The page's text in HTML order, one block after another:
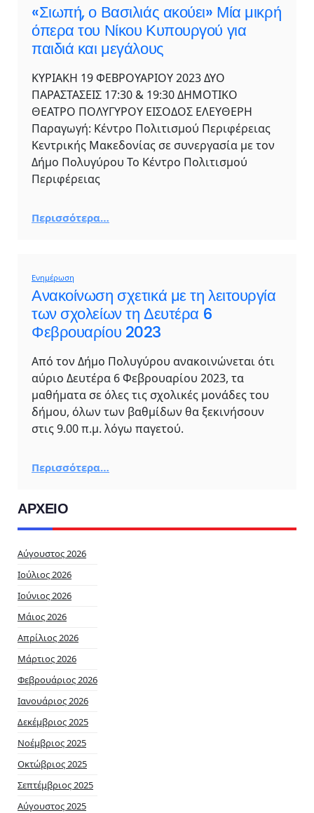
«Σιωπή, ο Βασιλιάς ακούει» Μία μικρή
όπερα του Νίκου Κυπουργού για
παιδιά και μεγάλους
ΚΥΡΙΑΚΗ 19 ΦΕΒΡΟΥΑΡΙΟΥ 2023 ΔΥΟ
ΠΑΡΑΣΤΑΣΕΙΣ 17:30 & 19:30 ΔΗΜΟΤΙΚΟ
ΘΕΑΤΡΟ ΠΟΛΥΓΥΡΟΥ ΕΙΣΟΔΟΣ ΕΛΕΥΘΕΡΗ
Παραγωγή: Κέντρο Πολιτισμού Περιφέρειας
Κεντρικής Μακεδονίας σε συνεργασία με τον
Δήμο Πολυγύρου Το Κέντρο Πολιτισμού
Περιφέρειας
Περισσότερα…
Ενημέρωση
Ανακοίνωση σχετικά με τη λειτουργία
των σχολείων τη Δευτέρα 6
Φεβρουαρίου 2023
Από τον Δήμο Πολυγύρου ανακοινώνεται ότι
αύριο Δευτέρα 6 Φεβρουαρίου 2023, τα
μαθήματα σε όλες τις σχολικές μονάδες του
δήμου, όλων των βαθμίδων θα ξεκινήσουν
στις 9.00 π.μ. λόγω παγετού.
Περισσότερα…
ΑΡΧΕΙΟ
Αύγουστος 2026
Ιούλιος 2026
Ιούνιος 2026
Μάιος 2026
Απρίλιος 2026
Μάρτιος 2026
Φεβρουάριος 2026
Ιανουάριος 2026
Δεκέμβριος 2025
Νοέμβριος 2025
Οκτώβριος 2025
Σεπτέμβριος 2025
Αύγουστος 2025